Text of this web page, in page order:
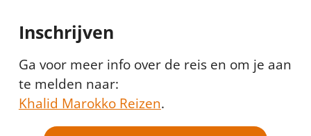
Inschrijven
Ga voor meer info over de reis en om je aan
te melden naar:
Khalid Marokko Reizen.